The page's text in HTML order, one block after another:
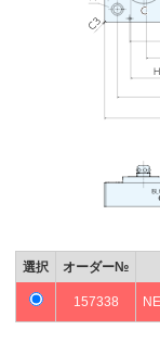
選択 オーダー№
157338